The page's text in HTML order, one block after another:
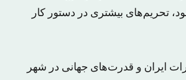
تحریم‌های بیشتری در دستور کار
ایران و قدرت‌های جهانی در شهر